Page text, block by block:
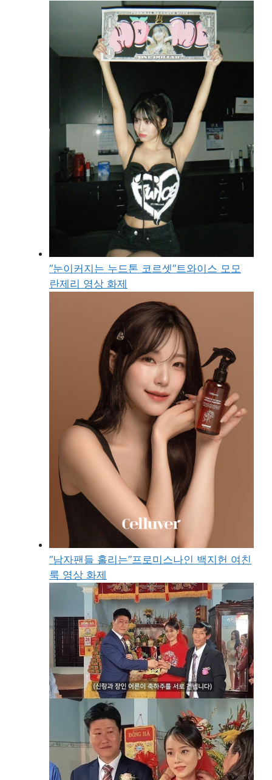
“눈이커지는 누드톤 코르셋”트와이스 모모
란제리 영상 화제
“남자팬들 홀리는”프로미스나인 백지헌 여친
룩 영상 화제